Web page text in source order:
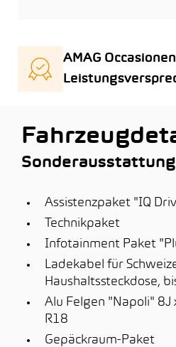
AMAG Occasionen
Sonderausstattung
Assistenzpaket "IQ
Technikpaket
Infotainment Paket
Ladekabel für
Haushaltssteckdose,
Alu Felgen "Napoli"
R18
Gepäckraum-Paket